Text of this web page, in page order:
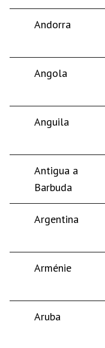
Andorra
Angola
Anguila
Antigua a
Barbuda
Argentina
Arménie
Aruba